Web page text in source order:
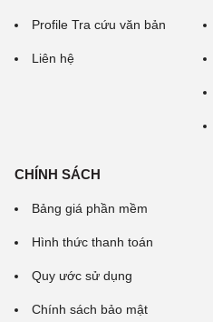
Profile Tra cứu văn bản
Liên hệ
CHÍNH SÁCH
Bảng giá phần mềm
Hình thức thanh toán
Quy ước sử dụng
Chính sách bảo mật